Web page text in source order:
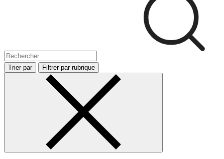
Trier par Filtrer par rubrique